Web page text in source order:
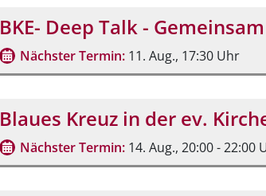
BKE- Deep Talk -
Nächster Termin: 11. Aug., 17:30 Uhr
Blaues Kreuz in der ev.
Nächster Termin: 14. Aug., 20:00 - 22:00